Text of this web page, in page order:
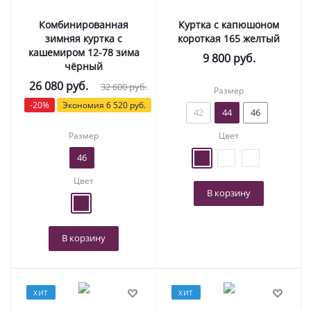
Комбинированная
зимняя куртка с
кашемиром 12-78 зима
чёрный
26 080 руб. 32 600руб.
-20% Экономия 6 520 руб.
Размер
46
Цвет
В корзину
Куртка с капюшоном
короткая 165 желтый
9 800руб.
Размер
42 44 46
Цвет
В корзину
ХИТ ХИТ